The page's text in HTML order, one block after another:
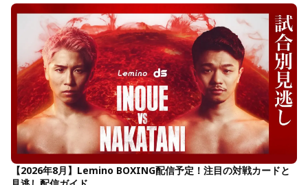
【2026年8月】Lemino BOXING配信予定！注目の対戦カードと